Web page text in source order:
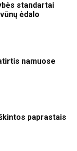
standartai
ėdalo
namuose
paprastais